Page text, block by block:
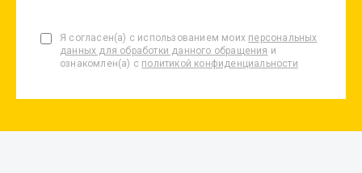
Я согласен(а) с использованием моих персональных
данных для обработки данного обращения и
ознакомлен(а) с политикой конфиденциальности